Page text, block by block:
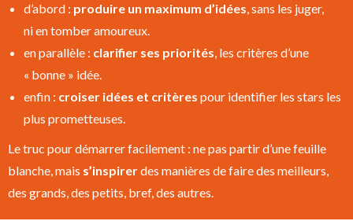
d’abord : produire un maximum d’idées, sans les juger,
ni en tomber amoureux.
en parallèle : clarifier ses priorités, les critères d’une
« bonne » idée.
enfin : croiser idées et critères pour identifier les stars les
plus prometteuses.
Le truc pour démarrer facilement : ne pas partir d’une feuille
blanche, mais s’inspirerdes manières de faire des meilleurs,
des grands, des petits, bref, des autres.